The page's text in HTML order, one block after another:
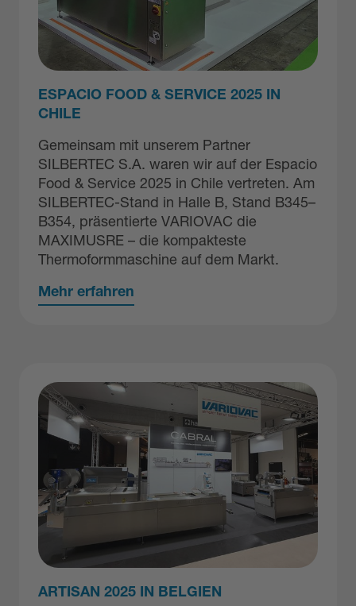
ESPACIO FOOD & SERVICE 2025 IN
CHILE
Gemeinsam mit unserem Partner
SILBERTEC S.A. waren wir auf der Espacio
Food & Service 2025 in Chile vertreten. Am
SILBERTEC-Stand in Halle B, Stand B345–
B354, präsentierte VARIOVAC die
MAXIMUSRE – die kompakteste
Thermoformmaschine auf dem Markt.
Mehr erfahren
ARTISAN 2025 IN BELGIEN